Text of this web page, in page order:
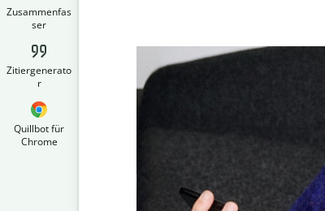
Zusammenfas
ser
Zitiergenerato
r
Quillbot für
Chrome